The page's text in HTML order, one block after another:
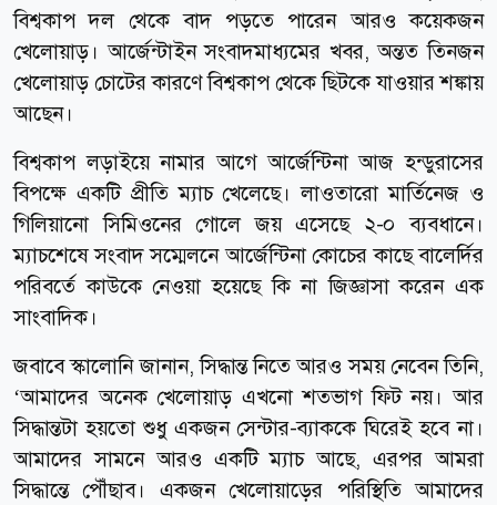
বিশ্বকাপ দল থেকে বাদ পড়তে পারেন আরও কয়েকজন
খেলোয়াড়। আর্জেন্টাইন সংবাদমাধ্যমের খবর, অন্তত তিনজন
খেলোয়াড় চোটের কারণে বিশ্বকাপ থেকে ছিটকে যাওয়ার শঙ্কায়
আছেন।
বিশ্বকাপ লড়াইয়ে নামার আগে আর্জেন্টিনা আজ হন্ডুরাসের
বিপক্ষে একটি প্রীতি ম্যাচ খেলেছে। লাওতারো মার্তিনেজ ও
গিলিয়ানো সিমিওনের গোলে জয় এসেছে ২-০ ব্যবধানে।
ম্যাচশেষে সংবাদ সম্মেলনে আর্জেন্টিনা কোচের কাছে বালের্দির
পরিবর্তে কাউকে নেওয়া হয়েছে কি না জিজ্ঞাসা করেন এক
সাংবাদিক।
জবাবে স্কালোনি জানান, সিদ্ধান্ত নিতে আরও সময় নেবেন তিনি,
‘আমাদের অনেক খেলোয়াড় এখনো শতভাগ ফিট নয়। আর
সিদ্ধান্তটা হয়তো শুধু একজন সেন্টার-ব্যাককে ঘিরেই হবে না।
আমাদের সামনে আরও একটি ম্যাচ আছে, এরপর আমরা
সিদ্ধান্তে পৌঁছাব। একজন খেলোয়াড়ের পরিস্থিতি আমাদের